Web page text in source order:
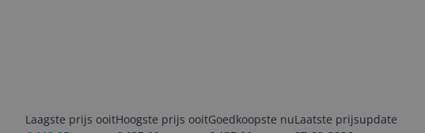
Laagste prijs ooitHoogste prijs ooitGoedkoopste nuLaatste prijsupdate